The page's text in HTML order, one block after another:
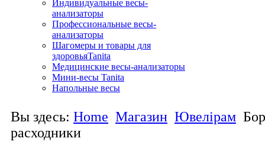
Индивидуальные весы-
анализаторы
Профессиональные весы-
анализаторы
Шагомеры и товары для
здоровьяTanita
Медицинские весы-анализаторы
Мини-весы Tanita
Напольные весы
Вы здесь: Home Магазин Ювелірам
расходники